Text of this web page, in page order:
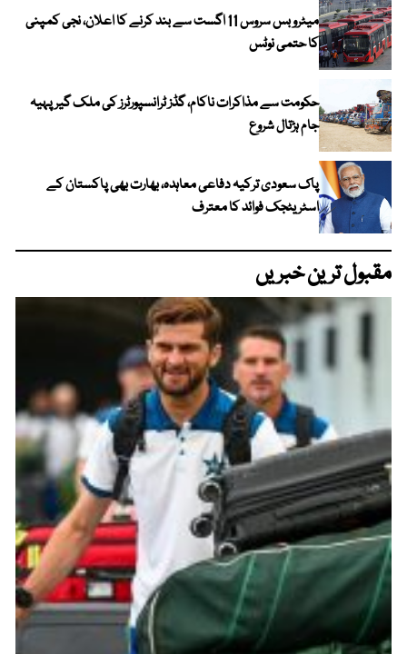
میٹرو بس سروس 11 اگست سے بند کرنے کا اعلان، نجی کمپنی
کا حتمی نوٹس
حکومت سے مذاکرات ناکام، گڈز ٹرانسپورٹرز کی ملک گیر پہیہ
جام ہڑتال شروع
پاک سعودی ترکیہ دفاعی معاہدہ، بھارت بھی پاکستان کے
اسٹریٹجک فوائد کا معترف
مقبول ترین خبریں